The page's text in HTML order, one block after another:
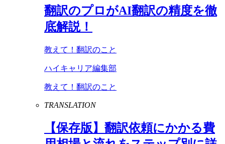
翻訳のプロがAI翻訳の精度を徹
底解説！
教えて！翻訳のこと
ハイキャリア編集部
教えて！翻訳のこと
TRANSLATION
【保存版】翻訳依頼にかかる費